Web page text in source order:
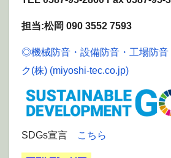
担当:松岡 090 3552 7593
◎機械防音・設備防音・工場防音
ク(株) (miyoshi-tec.co.jp)
SDGs宣言 こちら